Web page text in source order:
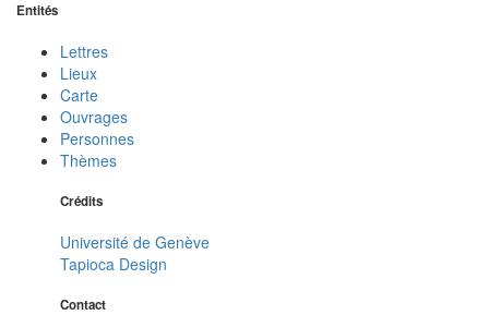
Entités
Lettres
Lieux
Carte
Ouvrages
Personnes
Thèmes
Crédits
Université de Genève
Tapioca Design
Contact